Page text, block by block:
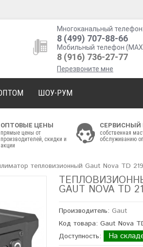
Многоканальный телефон:
8 (499) 707-88-66
Мобильный телефон
8 (916) 736-27-77
Перезвоните мне
ШОУ-РУМ
ОПТОВЫЕ ЦЕНЫ
прямые цены от
производителей, скидки и
акции
СЕРВИСНЫЙ
собственная
обслуживанию
тепловизионный Gaut Nova TD 219
GAUT NOVA TD
Производитель:Gaut
Код товара: Gaut Nova
Доступность:
На